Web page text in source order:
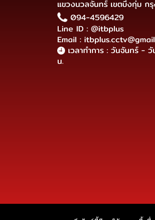
แขวงนวลจันทร์ เขตบึงกุ่ม ก
094-4596429
Line ID : @itbplus
Email :
เวลาทำการ : วันจันทร์ -
น.